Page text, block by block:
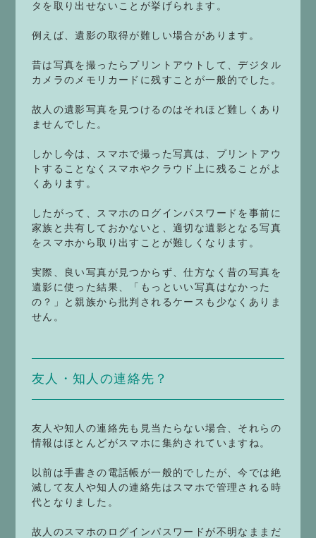
タを取り出せないことが挙げられます。
例えば、遺影の取得が難しい場合があります。
昔は写真を撮ったらプリントアウトして、デジタル
カメラのメモリカードに残すことが一般的でした。
故人の遺影写真を見つけるのはそれほど難しくあり
ませんでした。
しかし今は、スマホで撮った写真は、プリントアウ
トすることなくスマホやクラウド上に残ることがよ
くあります。
したがって、スマホのログインパスワードを事前に
家族と共有しておかないと、適切な遺影となる写真
をスマホから取り出すことが難しくなります。
実際、良い写真が見つからず、仕方なく昔の写真を
遺影に使った結果、「もっといい写真はなかった
の？」と親族から批判されるケースも少なくありま
せん。
友人・知人の連絡先？
友人や知人の連絡先も見当たらない場合、それらの
情報はほとんどがスマホに集約されていますね。
以前は手書きの電話帳が一般的でしたが、今では絶
滅して友人や知人の連絡先はスマホで管理される時
代となりました。
故人のスマホのログインパスワードが不明なままだ